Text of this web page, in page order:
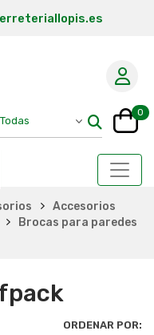
0
Accesorios
Brocas para paredes
ORDENAR POR: